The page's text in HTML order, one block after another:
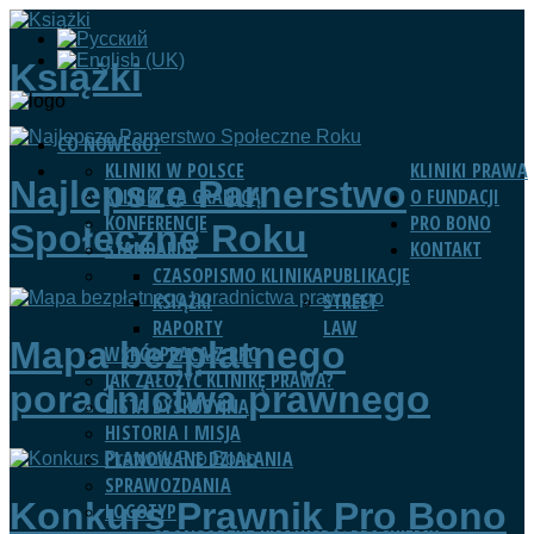
CO NOWEGO?
KLINIKI PRAWA
KLINIKI W POLSCE
KLINIKI ZA GRANICĄ
KONFERENCJE
STANDARDY
PUBLIKACJE
CZASOPISMO KLINIKA
KSIĄŻKI
RAPORTY
STREET
LAW
WSPÓŁPRACA Z RPO
JAK ZAŁOŻYĆ KLINIKĘ PRAWA?
LISTA DYSKUSYJNA
O FUNDACJI
HISTORIA I MISJA
PLANOWANE DZIAŁANIA
SPRAWOZDANIA
LOGOTYP
PRO BONO
KONTAKT
Książki
Najlepsze Parnerstwo
Społeczne Roku
Mapa bezpłatnego
poradnictwa prawnego
Konkurs Prawnik Pro Bono